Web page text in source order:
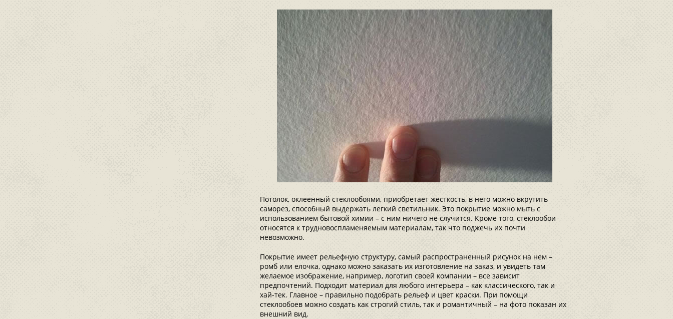
Потолок, оклеенный стеклообоями, приобретает жесткость, в него можно вкрутить
саморез, способный выдержать легкий светильник. Это покрытие можно мыть с
использованием бытовой химии – с ним ничего не случится. Кроме того, стеклообои
относятся к трудновоспламеняемым материалам, так что поджечь их почти
невозможно.
Покрытие имеет рельефную структуру, самый распространенный рисунок на нем –
ромб или елочка, однако можно заказать их изготовление на заказ, и увидеть там
желаемое изображение, например, логотип своей компании – все зависит
предпочтений. Подходит материал для любого интерьера – как классического, так и
хай-тек. Главное – правильно подобрать рельеф и цвет краски. При помощи
стеклообоев можно создать как строгий стиль, так и романтичный – на фото показан их
внешний вид.